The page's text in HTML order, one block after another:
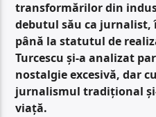
transformărilor din
debutul său ca jurnalist,
până la statutul de
Turcescu și-a analizat
nostalgie excesivă, dar
jurnalismul tradițional
viață.